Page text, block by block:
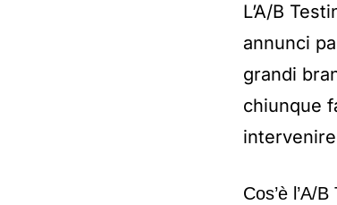
L’A/B
annunci
grandi
chiunque
Cos’è l’A/